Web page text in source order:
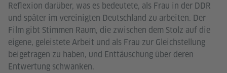
Reflexion darüber, was es bedeutete, als Frau in der DDR
und später im vereinigten Deutschland zu arbeiten. Der
Film gibt Stimmen Raum, die zwischen dem Stolz auf die
eigene, geleistete Arbeit und als Frau zur Gleichstellung
beigetragen zu haben, und Enttäuschung über deren
Entwertung schwanken.